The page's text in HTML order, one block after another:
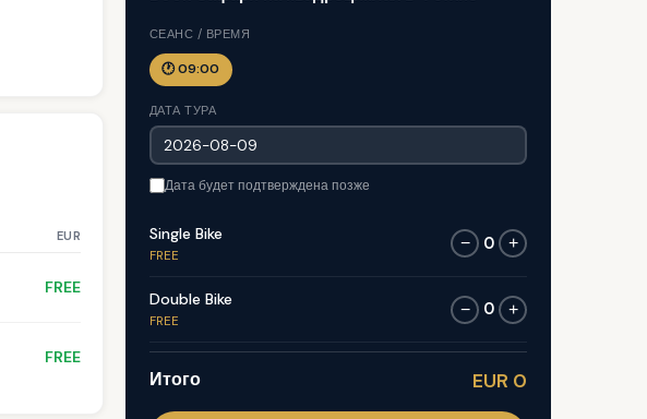
EUR
FREE
FREE
СЕАНС / ВРЕМЯ
🕐 09:00
ДАТА ТУРА
Дата будет подтверждена позже
Single Bike
FREE
− 0 +
Double Bike
FREE
− 0 +
Итого EUR 0